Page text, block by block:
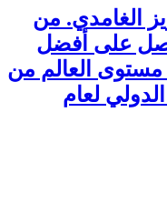
الغامدي. من
حصل على أفضل
العالم من
الدولي لعام